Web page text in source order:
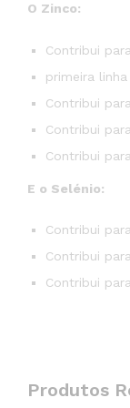
O Zinco:
Contribui
primeira
Contribui
Contribui
Contribui
E o Selénio:
Contribui
Contribui
Contribui
Produtos